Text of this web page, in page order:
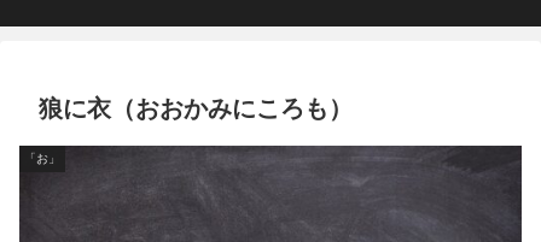
狼に衣（おおかみにころも）
「お」